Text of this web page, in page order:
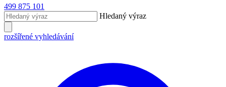
499 875 101
Hledaný výraz
rozšířené vyhledávání